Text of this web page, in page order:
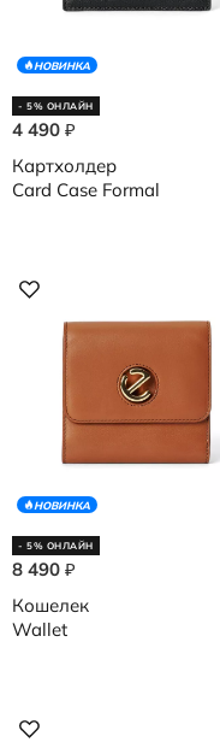
НОВИНКА
- 5% ОНЛАЙН
4 490 ₽
Картхолдер
Card Case Formal
НОВИНКА
- 5% ОНЛАЙН
8 490 ₽
Кошелек
Wallet